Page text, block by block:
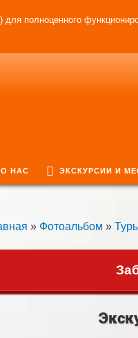
полноценного
О НАС ЭКСКУРСИИ И
» Фотоальбом »